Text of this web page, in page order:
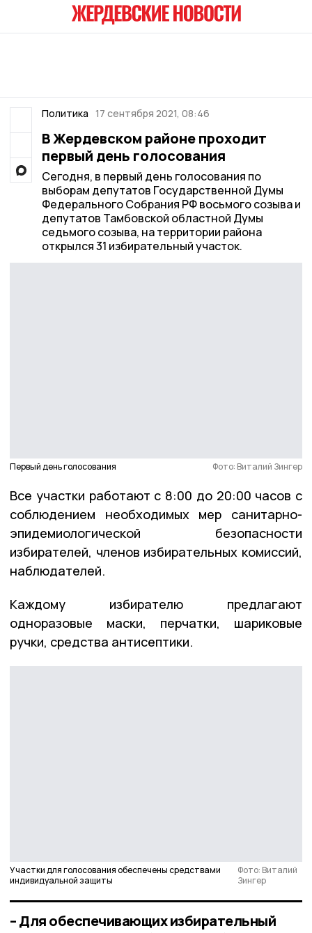
Политика 17 сентября 2021, 08:46
В Жердевском районе проходит
первый день голосования
Сегодня, в первый день голосования по
выборам депутатов Государственной Думы
Федерального Собрания РФ восьмого созыва и
депутатов Тамбовской областной Думы
седьмого созыва, на территории района
открылся 31 избирательный участок.
Первый день голосования Фото: Виталий Зингер
Все участки работают с 8:00 до 20:00 часов с
соблюдением необходимых мер санитарно-
эпидемиологической безопасности
избирателей, членов избирательных комиссий,
наблюдателей.
Каждому избирателю предлагают
одноразовые маски, перчатки, шариковые
ручки, средства антисептики.
Участки для голосования обеспечены средствами
индивидуальной защиты
Фото: Виталий
Зингер
– Для обеспечивающих избирательный